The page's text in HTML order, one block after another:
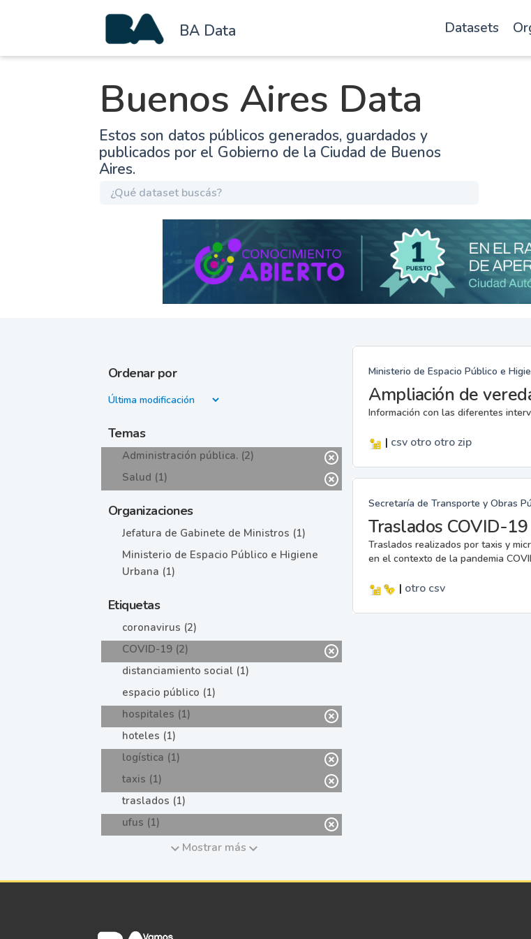
BA Data Datasets
Buenos Aires Data
Estos son datos públicos generados, guardados y
publicados por el Gobierno de la Ciudad de Buenos
Aires.
Ordenar por
Temas
Administración pública. (2)
Salud (1)
Organizaciones
Jefatura de Gabinete de Ministros (1)
Ministerio de Espacio Público e Higiene
Urbana (1)
Etiquetas
coronavirus (2)
COVID-19 (2)
distanciamiento social (1)
espacio público (1)
hospitales (1)
hoteles (1)
logística (1)
taxis (1)
traslados (1)
ufus (1)
Mostrar más
Ministerio de Espacio Público e
Ampliación de
Información con las diferentes
| csv otro otrozip
Secretaría de Transporte y Obras
Traslados COVID-19
Traslados realizados por taxis y
en el contexto de la pandemia
| otro csv